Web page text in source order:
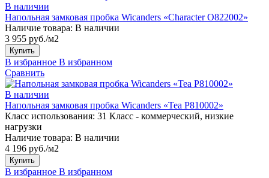
В наличии
Напольная замковая пробка Wicanders «Character O822002»
Наличие товара: В наличии
3 955 руб./м2
Купить
В избранное В избранном
Сравнить
В наличии
Напольная замковая пробка Wicanders «Tea P810002»
Класс использования: 31 Класс - коммерческий, низкие
нагрузки
Наличие товара: В наличии
4 196 руб./м2
Купить
В избранное В избранном